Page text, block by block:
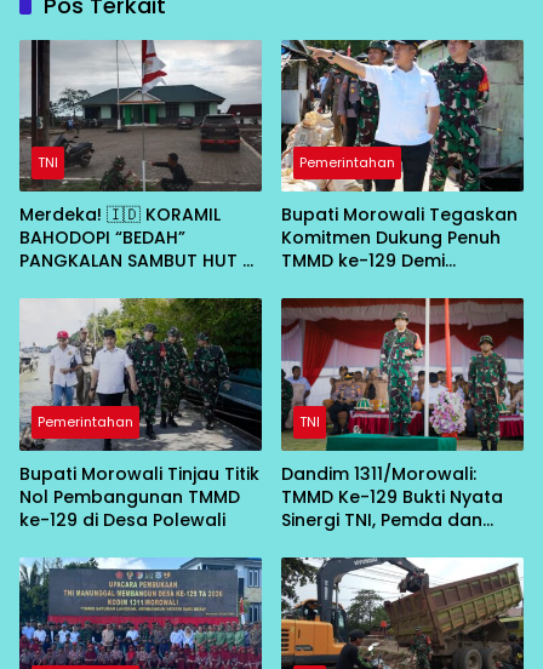
TNI
Merdeka! 🇮🇩 KORAMIL
BAHODOPI “BEDAH”
PANGKALAN SAMBUT HUT RI
Pemerintahan
Bupati Morowali Tegaskan
Komitmen Dukung Penuh
TMMD ke-129 Demi
Desa
Pemerintahan
Bupati Morowali Tinjau Titik
Nol Pembangunan TMMD
ke-129 di Desa Polewali
TNI
Dandim 1311/Morowali:
TMMD Ke-129 Bukti Nyata
Sinergi TNI, Pemda dan
dari Desa